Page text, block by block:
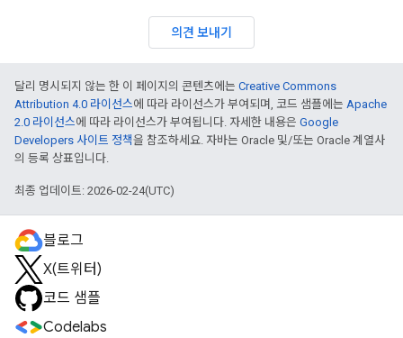
의견 보내기
달리 명시되지 않는 한 이 페이지의 콘텐츠에는 Creative Commons
Attribution 4.0 라이선스에 따라 라이선스가 부여되며, 코드 샘플에는 Apache
2.0 라이선스에 따라 라이선스가 부여됩니다. 자세한 내용은 Google
Developers 사이트 정책을 참조하세요. 자바는 Oracle 및/또는 Oracle 계열사
의 등록 상표입니다.
최종 업데이트: 2026-02-24(UTC)
블로그
X(트위터)
코드 샘플
Codelabs